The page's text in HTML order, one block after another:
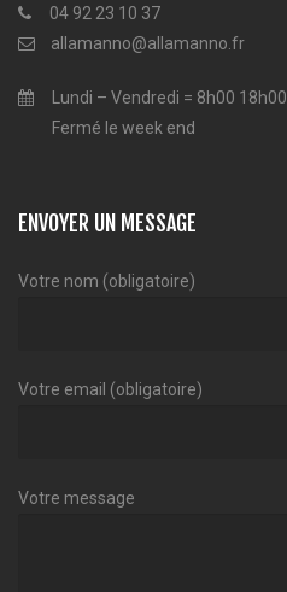
04 92 23 10 37
allamanno@allamanno.fr
Lundi – Vendredi = 8h00 18h00
Fermé le week end
ENVOYER UN MESSAGE
Votre nom (obligatoire)
Votre email (obligatoire)
Votre message